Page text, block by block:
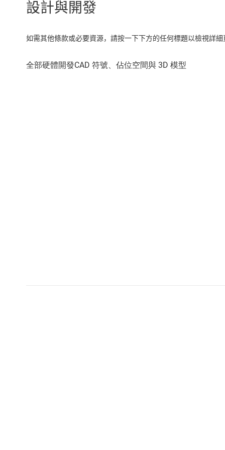
設計與開發
如需其他條款或必要資源，請按一下下方的任何標題以檢視詳